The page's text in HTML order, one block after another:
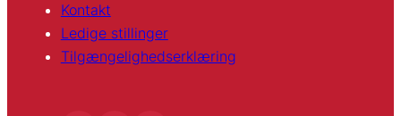
Kontakt
Ledige stillinger
Tilgængelighedserklæring